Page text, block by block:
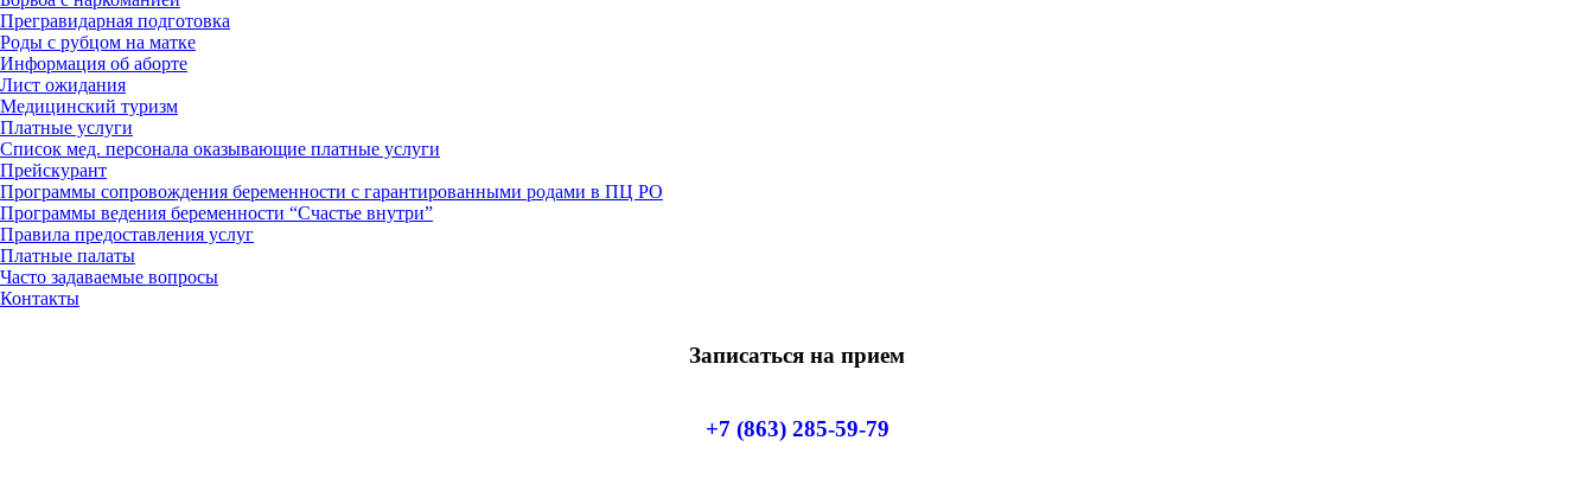
Прегравидарная подготовка
Роды с рубцом на матке
Информация об аборте
Лист ожидания
Медицинский туризм
Платные услуги
Список мед. персонала оказывающие платные услуги
Прейскурант
Программы сопровождения беременности с гарантированными родами в ПЦ РО
Программы ведения беременности “Счастье внутри”
Правила предоставления услуг
Платные палаты
Часто задаваемые вопросы
Контакты
Записаться на прием
+7 (863) 285-59-79